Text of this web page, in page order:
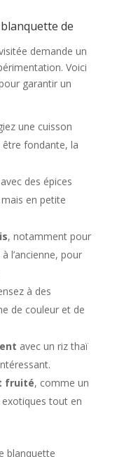
de
demande un
Voici
garantir un
une cuisson
fondante, la
avec des épices
en petite
, notamment pour
l’ancienne, pour
à des
de couleur et de
avec un riz thaï
fruité, comme un
tout en
blanquette